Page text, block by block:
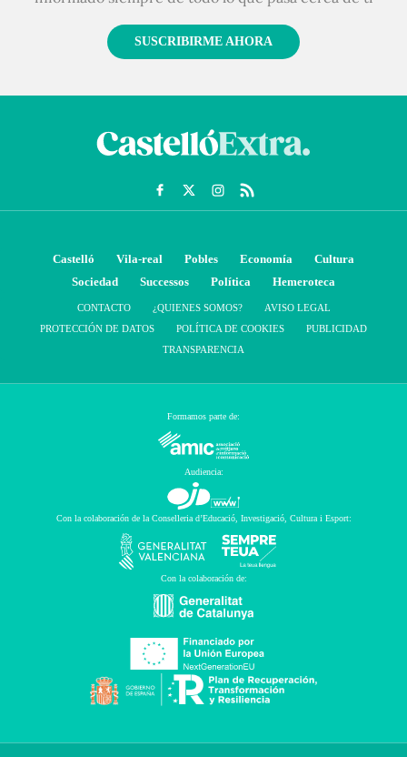
SUSCRIBIRME AHORA
Castelló Vila-real Pobles Economía
Cultura
Sociedad
Successos Política Hemeroteca
CONTACTO ¿QUIENES SOMOS?
AVISO LEGAL
PROTECCIÓN DE DATOS
POLÍTICA DE COOKIES
PUBLICIDAD
TRANSPARENCIA
Formamos parte de:
Audiencia:
Con la colaboración de la Conselleria d’Educació, Investigació, Cultura i Esport:
Con la colaboración de: